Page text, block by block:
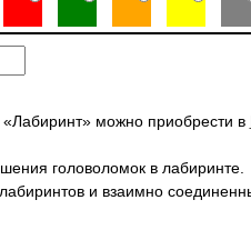
можно приобрести в
головоломок в лабиринте.
и взаимно